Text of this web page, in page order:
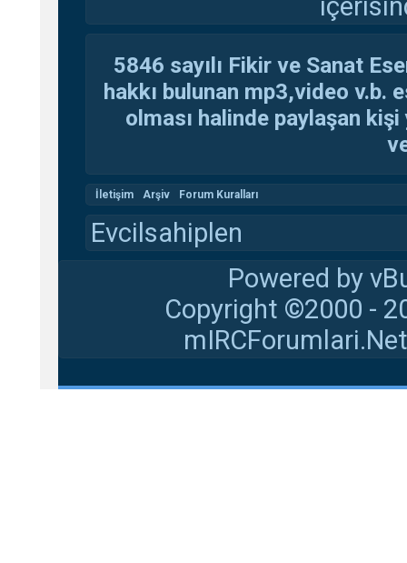
5846 sayılı Fikir ve Sanat
hakkı bulunan mp3,video v.b.
olması halinde paylaşan
İletişim Arşiv Forum Kuralları
Evcilsahiplen
Powered by
Copyright ©2000 -